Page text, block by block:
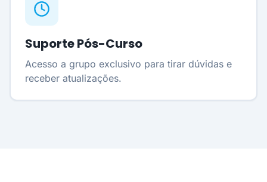
Suporte Pós-Curso
Acesso a grupo exclusivo para tirar dúvidas e
receber atualizações.